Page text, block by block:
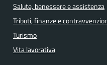
Salute, benessere e assistenza
Tributi, finanze e
Turismo
Vita lavorativa